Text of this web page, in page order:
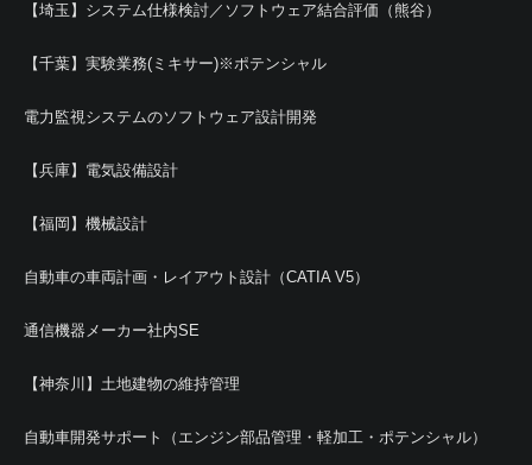
【埼玉】システム仕様検討／ソフトウェア結合評価（熊谷）
【千葉】実験業務(ミキサー)※ポテンシャル
電力監視システムのソフトウェア設計開発
【兵庫】電気設備設計
【福岡】機械設計
自動車の車両計画・レイアウト設計（CATIA V5）
通信機器メーカー社内SE
【神奈川】土地建物の維持管理
自動車開発サポート（エンジン部品管理・軽加工・ポテンシャル）